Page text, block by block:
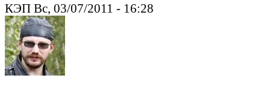
КЭП Вс, 03/07/2011 - 16:28